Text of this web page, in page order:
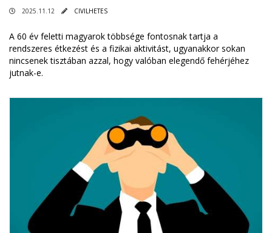
2025.11.12 CIVILHETES
A 60 év feletti magyarok többsége fontosnak tartja a
rendszeres étkezést és a fizikai aktivitást, ugyanakkor sokan
nincsenek tisztában azzal, hogy valóban elegendő fehérjéhez
jutnak-e.